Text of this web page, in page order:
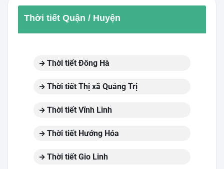
Thời tiết Quận / Huyện
Thời tiết Đông Hà
Thời tiết Thị xã Quảng Trị
Thời tiết Vĩnh Linh
Thời tiết Hướng Hóa
Thời tiết Gio Linh